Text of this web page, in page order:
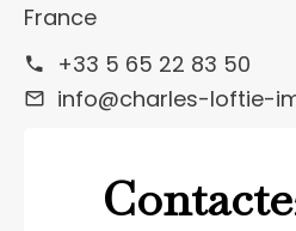
France
+33 5 65 22 83 50
info@charles-loftie-